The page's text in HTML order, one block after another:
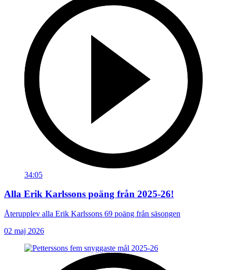
34:05
Alla Erik Karlssons poäng från 2025-26!
Återupplev alla Erik Karlssons 69 poäng från säsongen
02 maj 2026